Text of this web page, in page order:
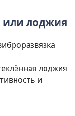
или лоджия
лоджия
и